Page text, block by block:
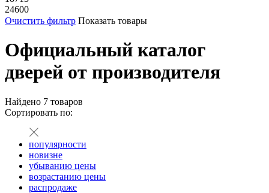
24600
Очистить фильтр Показать товары
Официальный каталог
дверей от производителя
Найдено 7 товаров
Сортировать по:
популярности
новизне
убыванию цены
возрастанию цены
распродаже